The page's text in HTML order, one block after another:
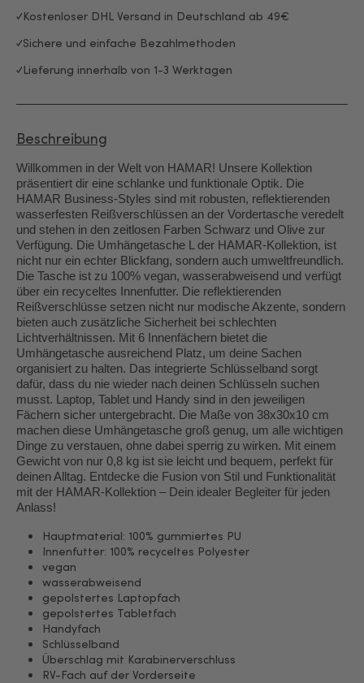
Kostenloser DHL Versand in Deutschland ab 49€
Sichere und einfache Bezahlmethoden
Lieferung innerhalb von 1-3 Werktagen
Beschreibung
Willkommen in der Welt von HAMAR! Unsere Kollektion
präsentiert dir eine schlanke und funktionale Optik. Die
HAMAR Business-Styles sind mit robusten, reflektierenden
wasserfesten Reißverschlüssen an der Vordertasche veredelt
und stehen in den zeitlosen Farben Schwarz und Olive zur
Verfügung. Die Umhängetasche L der HAMAR-Kollektion, ist
nicht nur ein echter Blickfang, sondern auch umweltfreundlich.
Die Tasche ist zu 100% vegan, wasserabweisend und verfügt
über ein recyceltes Innenfutter. Die reflektierenden
Reißverschlüsse setzen nicht nur modische Akzente, sondern
bieten auch zusätzliche Sicherheit bei schlechten
Lichtverhältnissen. Mit 6 Innenfächern bietet die
Umhängetasche ausreichend Platz, um deine Sachen
organisiert zu halten. Das integrierte Schlüsselband sorgt
dafür, dass du nie wieder nach deinen Schlüsseln suchen
musst. Laptop, Tablet und Handy sind in den jeweiligen
Fächern sicher untergebracht. Die Maße von 38x30x10 cm
machen diese Umhängetasche groß genug, um alle wichtigen
Dinge zu verstauen, ohne dabei sperrig zu wirken. Mit einem
Gewicht von nur 0,8 kg ist sie leicht und bequem, perfekt für
deinen Alltag. Entdecke die Fusion von Stil und Funktionalität
mit der HAMAR-Kollektion – Dein idealer Begleiter für jeden
Anlass!
Hauptmaterial: 100% gummiertes PU
Innenfutter: 100% recyceltes Polyester
vegan
wasserabweisend
gepolstertes Laptopfach
gepolstertes Tabletfach
Handyfach
Schlüsselband
Überschlag mit Karabinerverschluss
RV-Fach auf der Vorderseite